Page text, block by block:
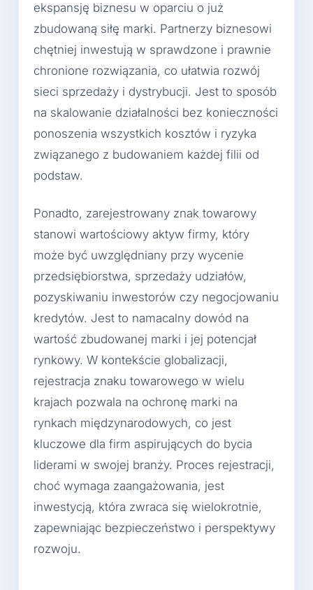
ekspansję biznesu w oparciu o już
zbudowaną siłę marki. Partnerzy biznesowi
chętniej inwestują w sprawdzone i prawnie
chronione rozwiązania, co ułatwia rozwój
sieci sprzedaży i dystrybucji. Jest to sposób
na skalowanie działalności bez konieczności
ponoszenia wszystkich kosztów i ryzyka
związanego z budowaniem każdej filii od
podstaw.
Ponadto, zarejestrowany znak towarowy
stanowi wartościowy aktyw firmy, który
może być uwzględniany przy wycenie
przedsiębiorstwa, sprzedaży udziałów,
pozyskiwaniu inwestorów czy negocjowaniu
kredytów. Jest to namacalny dowód na
wartość zbudowanej marki i jej potencjał
rynkowy. W kontekście globalizacji,
rejestracja znaku towarowego w wielu
krajach pozwala na ochronę marki na
rynkach międzynarodowych, co jest
kluczowe dla firm aspirujących do bycia
liderami w swojej branży. Proces rejestracji,
choć wymaga zaangażowania, jest
inwestycją, która zwraca się wielokrotnie,
zapewniając bezpieczeństwo i perspektywy
rozwoju.